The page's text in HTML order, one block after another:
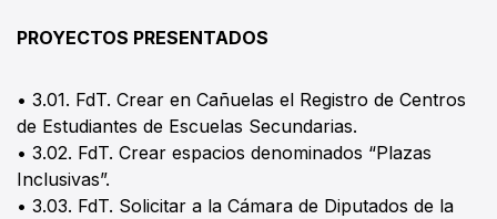
PROYECTOS PRESENTADOS
• 3.01. FdT. Crear en Cañuelas el Registro de Centros
de Estudiantes de Escuelas Secundarias.
• 3.02. FdT. Crear espacios denominados “Plazas
Inclusivas”.
• 3.03. FdT. Solicitar a la Cámara de Diputados de la